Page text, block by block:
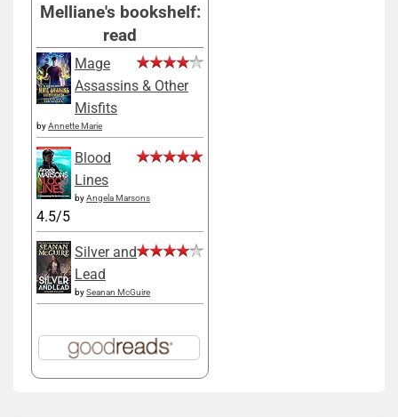
Melliane's bookshelf:
read
Mage
Assassins & Other
Misfits
byAnnette Marie
Blood
Lines
byAngela Marsons
4.5/5
Silver and
Lead
bySeanan McGuire